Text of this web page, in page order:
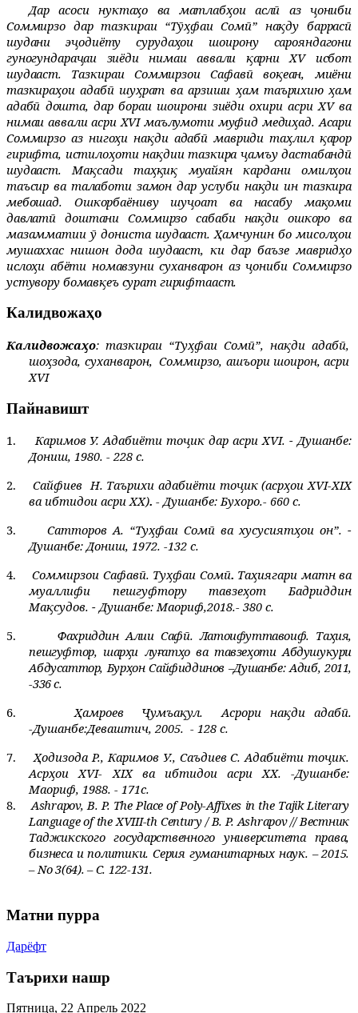
Дар асоси нуктаҳо ва матлабҳои аслӣ аз ҷониби
Соммирзо дар тазкираи “Тӯҳфаи Сомӣ” нақду баррасӣ
шудани эҷодиёту сурудаҳои шоирону сарояндагони
гуногундараҷаи зиёди нимаи аввали қарни XV исбот
шудааст. Тазкираи Соммирзои Сафавӣ воқеан, миёни
тазкираҳои адабӣ шуҳрат ва арзиши ҳам таърихию ҳам
адабӣ дошта, дар бораи шоирони зиёди охири асри XV ва
нимаи аввали асри XVI маълумоти муфид медиҳад. Асари
Соммирзо аз нигоҳи нақди адабӣ мавриди таҳлил қарор
гирифта, истилоҳоти нақдии тазкира ҷамъу дастабандӣ
шудааст. Мақсади таҳқиқ муайян кардани омилҳои
таъсир ва талаботи замон дар услуби нақди ин тазкира
мебошад. Ошкорбаёниву шуҷоат ва насабу мақоми
давлатӣ доштани Соммирзо сабаби нақди ошкоро ва
мазамматии ӯ дониста шудааст. Ҳамчунин бо мисолҳои
мушаххас нишон дода шудааст, ки дар баъзе мавридҳо
ислоҳи абёти номавзуни суханварон аз ҷониби Соммирзо
устувору бомавқеъ сурат гирифтааст.
Калидвожаҳо
Калидвожаҳо: тазкираи “Туҳфаи Сомӣ”, нақди адабӣ,
шоҳзода, суханварон, Соммирзо, ашъори шоирон, асри
XVI
Пайнавишт
1. Каримов У.Адабиёти тоҷик дар асри XVI.-Душанбе:
Дониш, 1980. - 228 с.
2.
Сайфиев Н. Таърихи адабиёти тоҷик (асрҳои ХVI-ХIХ
ва ибтидои асри ХХ).- Душанбе: Бухоро.- 660 с.
3.
Сатторов А. “Туҳфаи Сомӣ ва хусусиятҳои он”.-
Душанбе:Дониш, 1972. -132 с.
4.
Соммирзои Сафавӣ. Туҳфаи Сомӣ. Таҳиягари матн ва
муаллифи пешгуфтору тавзеҳот Бадриддин
Мақсудов. -Душанбе: Маориф,2018.- 380 с.
5.
Фахриддин Алии Сафӣ. Латоифуттавоиф. Таҳия,
пешгуфтор, шарҳи луғатҳо ва тавзеҳоти Абдушукури
Абдусаттор, Бурҳон Сайфиддинов–Душанбе: Адиб, 2011,
-336 с.
6.
Ҳамроев Ҷумъақул.
Асрори нақди адабӣ.
-Душанбе:Деваштич, 2005. - 128 с.
7.
Ҳодизода Р., Каримов У., Саъдиев С. Адабиёти тоҷик.
Асрҳои XVI- XIХ ва ибтидои асри ХХ. -Душанбе:
Маориф, 1988. - 171с.
8.
Ashrapov, B. P. The Place of Poly-Affixes in the Tajik Literary
Language of the XVIII-th Century / B. P. Ashrapov // Вестник
Таджикского государственного университета права,
бизнеса и политики. Серия гуманитарных наук. – 2015.
– No 3(64). – C. 122-131.
Матни пурра
Дарёфт
Таърихи нашр
Пятница, 22 Апрель 2022